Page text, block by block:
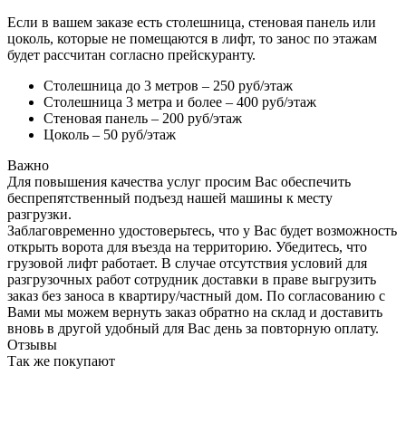
Если в вашем заказе есть столешница, стеновая панель или
цоколь, которые не помещаются в лифт, то занос по этажам
будет рассчитан согласно прейскуранту.
Столешница до 3 метров – 250 руб/этаж
Столешница 3 метра и более – 400 руб/этаж
Стеновая панель – 200 руб/этаж
Цоколь – 50 руб/этаж
Важно
Для повышения качества услуг просим Вас обеспечить
беспрепятственный подъезд нашей машины к месту
разгрузки.
Заблаговременно удостоверьтесь, что у Вас будет возможность
открыть ворота для въезда на территорию. Убедитесь, что
грузовой лифт работает. В случае отсутствия условий для
разгрузочных работ сотрудник доставки в праве выгрузить
заказ без заноса в квартиру/частный дом. По согласованию с
Вами мы можем вернуть заказ обратно на склад и доставить
вновь в другой удобный для Вас день за повторную оплату.
Отзывы
Так же покупают